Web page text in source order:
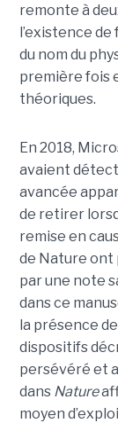
remonte à
l’existence
du nom du
première fois
théoriques.
En 2018,
avaient
avancée
de retirer
remise en
de Nature ont
par une note
dans ce
la présence
dispositifs
persévéré et
dans Nature
moyen